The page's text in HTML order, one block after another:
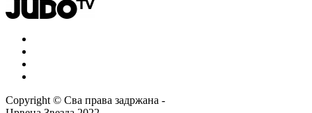
Copyright © Сва права задржана -